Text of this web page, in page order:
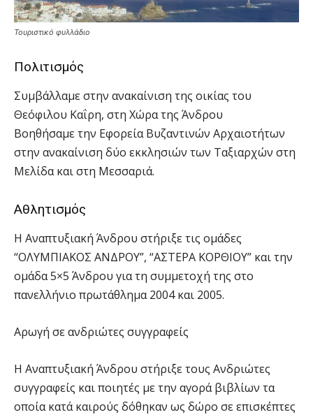
Τουριστικό φυλλάδιο
Πολιτισμός
Συμβάλλαμε στην ανακαίνιση της οικίας του
Θεόφιλου Καΐρη, στη Χώρα της Άνδρου
Βοηθήσαμε την Εφορεία Βυζαντινών Αρχαιοτήτων
στην ανακαίνιση δύο εκκλησιών των Ταξιαρχών στη
Μελίδα και στη Μεσσαριά.
Αθλητισμός
Η Αναπτυξιακή Άνδρου στήριξε τις ομάδες
“ΟΛΥΜΠΙΑΚΟΣ ΑΝΔΡΟΥ”, “ΑΣΤΕΡΑ ΚΟΡΘΙΟΥ” και την
ομάδα 5×5 Άνδρου για τη συμμετοχή της στο
πανελλήνιο πρωτάθλημα 2004 και 2005.
Αρωγή σε ανδριώτες συγγραφείς
Η Αναπτυξιακή Άνδρου στήριξε τους Ανδριώτες
συγγραφείς και ποιητές με την αγορά βιβλίων τα
οποία κατά καιρούς δόθηκαν ως δώρο σε επισκέπτες